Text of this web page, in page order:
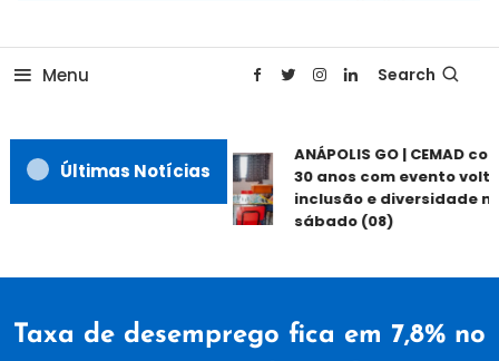
Menu Search
Últimas Notícias
ANÁPOLIS GO | CEMAD
30 anos com evento
inclusão e diversidade
sábado (08)
Taxa de desemprego fica em 7,8% no